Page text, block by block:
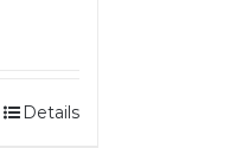
Details